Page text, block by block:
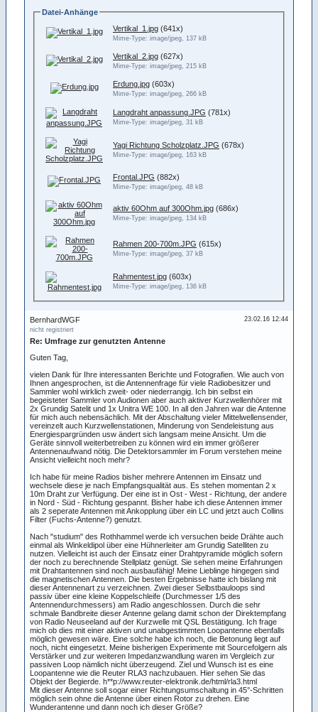
Datei-Anhänge
Vertikal_1.jpg (641x)
Mime-Type: image/jpeg, 137 kB
Vertikal_2.jpg (627x)
Mime-Type: image/jpeg, 215 kB
Erdung.jpg (603x)
Mime-Type: image/jpeg, 266 kB
Langdraht anpassung.JPG (781x)
Mime-Type: image/jpeg, 31 kB
Yagi Richtung Scholzplatz.JPG (678x)
Mime-Type: image/jpeg, 163 kB
Frontal.JPG (882x)
Mime-Type: image/jpeg, 48 kB
aktiv 60Ohm auf 300Ohm.jpg (686x)
Mime-Type: image/jpeg, 134 kB
Rahmen 200-700m.JPG (615x)
Mime-Type: image/jpeg, 37 kB
Rahmentest.jpg (603x)
Mime-Type: image/jpeg, 136 kB
23.02.16 12:44
BernhardWGF
nicht registriert
Re: Umfrage zur genutzten Antenne
Guten Tag,
vielen Dank für Ihre interessanten Berichte und Fotografien. Wie auch von
Ihnen angesprochen, ist die Antennenfrage für viele Radiobesitzer und
Sammler wohl wirklich zweit- oder niederrangig. Ich bin selbst ein
begeisteter Sammler von Audionen aber auch aktiver Kurzwellenhörer mit
2x Grundig Satelit und 1x Unitra WE 100. In all den Jahren war die Antenne
für mich auch nebensächlich. Mit der Abschaltung vieler Mittelwellensender,
vereinzelt auch Kurzwellenstationen, Minderung von Sendeleistung aus
Energiespargründen usw ändert sich langsam meine Ansicht. Um die
Geräte sinnvoll weiterbetreiben zu können wird ein immer größerer
Antennenaufwand nötig. Die Detektorsammler im Forum verstehen meine
Ansicht vielleicht noch mehr?
Ich habe für meine Radios bisher mehrere Antennen im Einsatz und
wechsele diese je nach Empfangsqualität aus. Es stehen momentan 2 x
10m Draht zur Verfügung. Der eine ist in Ost - West - Richtung, der andere
in Nord - Süd - Richtung gespannt. Bisher habe ich diese Antennen immer
als 2 seperate Antennen mit Ankopplung über ein LC und jetzt auch Collins
Filter (Fuchs-Antenne?) genutzt.
Nach "studium" des Rothhammel werde ich versuchen beide Drähte auch
einmal als Winkeldipol über eine Hühnerleiter am Grundig Satelliten zu
nutzen. Vielleicht ist auch der Einsatz einer Drahtpyramide möglich sofern
der noch zu berechnende Stellplatz genügt. Sie sehen meine Erfahrungen
mit Drahtantennen sind noch ausbaufähig! Meine Lieblinge hingegen sind
die magnetischen Antennen. Die besten Ergebnisse hatte ich bislang mit
dieser Antennenart zu verzeichnen. Zwei dieser Selbstbauloops sind
passiv über eine kleine Koppelschleife (Durchmesser 1/5 des
Antennendurchmessers) am Radio angeschlossen. Durch die sehr
schmale Bandbreite dieser Antenne gelang damit schon der Direktempfang
von Radio Neuseeland auf der Kurzwelle mit QSL Bestätigung. Ich frage
mich ob dies mit einer aktiven und unabgestimmten Loopantenne ebenfalls
möglich gewesen wäre. Eine solche habe ich noch, die Betonung liegt auf
noch, nicht eingesetzt. Meine bisherigen Experimente mit Sourcefolgern als
Verstärker und zur weiteren Impedanzwandlung waren im Vergleich zur
passiven Loop nämlich nicht überzeugend. Ziel und Wunsch ist es eine
Loopantenne wie die Reuter RLA3 nachzubauen. Hier sehen Sie das
Objekt der Begierde. h**p://www.reuter-elektronik.de/html/rla3.html
Mit dieser Antenne soll sogar einer Richtungsumschaltung in 45°-Schritten
möglich sein ohne die Antenne über einen Rotor zu drehen. Eine
Wunderantenne und dann noch ich dieser Größe?